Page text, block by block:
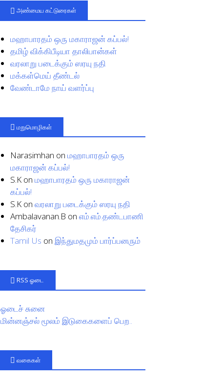
அண்மைய கட்டுரைகள்
மஹாபாரதம் ஒரு மகாராஜன் கப்பல்!
தமிழ் விக்கிபீடியா தாலிபான்கள்
வரலாறு படைக்கும் ஸரயு நதி
மக்கள்மெய் தீண்டல்
வேண்டாமே நாய் வளர்ப்பு
மறுமொழிகள்
Narasimhan onமஹாபாரதம் ஒரு
மகாராஜன் கப்பல்!
S.K onமஹாபாரதம் ஒரு மகாராஜன்
கப்பல்!
S.K onவரலாறு படைக்கும் ஸரயு நதி
Ambalavanan.B onஎம்.எம்.தண்டபாணி
தேசிகர்
Tamil Us onஇந்துமதமும் பார்ப்பனரும்
RSS ஓடை
ஓடைச் சுனை
மின்னஞ்சல் மூலம் இடுகைகளைப் பெற..
வகைகள்